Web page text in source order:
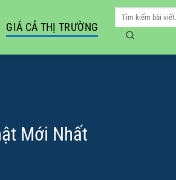
GIÁ CẢ THỊ TRƯỜNG
Mới Nhất